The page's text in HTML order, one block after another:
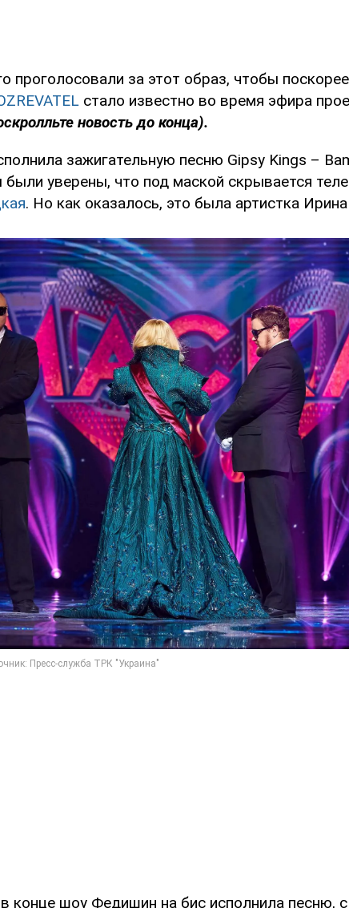
проголосовали за этот образ, чтобы
стало известно во время эфира
новость до конца).
зажигательную песню Gipsy Kings –
уверены, что под маской скрывается
. Но как оказалось, это была артистка
конце шоу Федишин на бис исполнила песню,